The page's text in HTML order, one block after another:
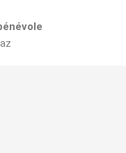
Vaz